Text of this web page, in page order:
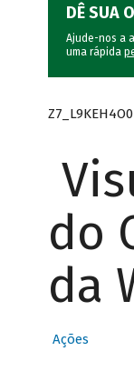
DÊ SUA
Ajude-nos a
uma rápida
do
da
Ações